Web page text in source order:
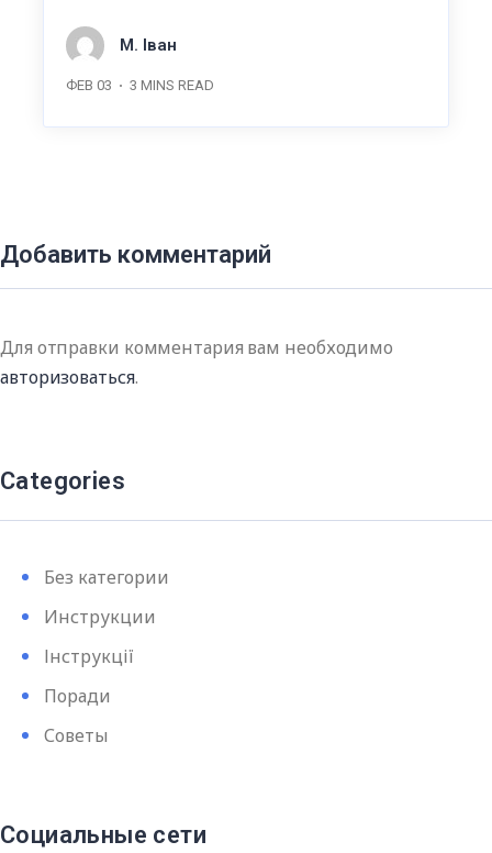
М. Іван
ФЕВ 03 3 MINS READ
Добавить комментарий
Для отправки комментария вам необходимо
авторизоваться.
Categories
Без категории
Инструкции
Інструкції
Поради
Советы
Социальные сети